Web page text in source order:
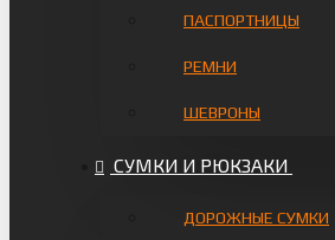
ПАСПОРТНИЦЫ
РЕМНИ
ШЕВРОНЫ
СУМКИ И РЮКЗАКИ
ДОРОЖНЫЕ СУМКИ